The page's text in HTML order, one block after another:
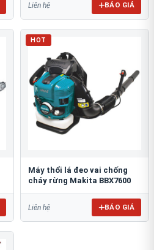
Liên hệ BÁO GIÁ
HOT
Máy thổi lá đeo vai chống
cháy rừng Makita BBX7600
Liên hệ BÁO GIÁ